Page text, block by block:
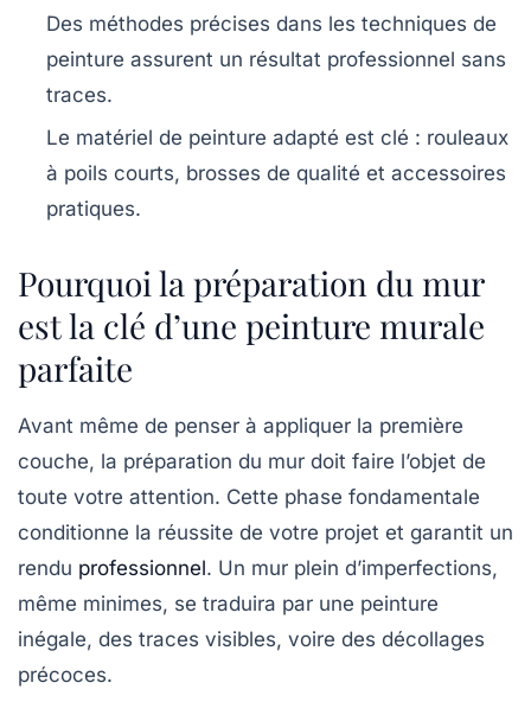
Des méthodes précises dans les techniques de
peinture assurent un résultat professionnel sans
traces.
Le matériel de peinture adapté est clé : rouleaux
à poils courts, brosses de qualité et accessoires
pratiques.
Pourquoi la préparation du mur
est la clé d’une peinture murale
parfaite
Avant même de penser à appliquer la première
couche, la préparation du mur doit faire l’objet de
toute votre attention. Cette phase fondamentale
conditionne la réussite de votre projet et garantit un
rendu professionnel. Un mur plein d’imperfections,
même minimes, se traduira par une peinture
inégale, des traces visibles, voire des décollages
précoces.